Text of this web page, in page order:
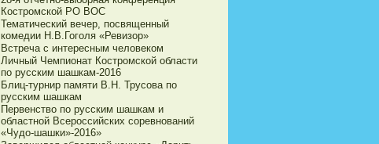
Костромской РО ВОС
Тематический вечер, посвященный
комедии Н.В.Гоголя «Ревизор»
Встреча с интересным человеком
Личный Чемпионат Костромской области
по русским шашкам-2016
Блиц-турнир памяти В.Н. Трусова по
русским шашкам
Первенство по русским шашкам и
областной Всероссийских соревнований
«Чудо-шашки»-2016»